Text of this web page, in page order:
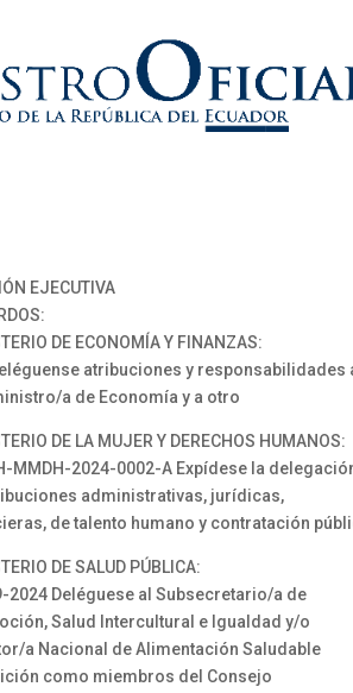
EJECUTIVA
DE ECONOMÍA Y FINANZAS:
atribuciones y responsabilidades
a de Economía y a otro
DE LA MUJER Y DERECHOS HUMANOS:
MMDH-2024-0002-A Expídese la
administrativas, jurídicas,
de talento humano y contratación
DE SALUD PÚBLICA:
2024 Deléguese al Subsecretario/a de
Salud Intercultural e Igualdad y/o
a Nacional de Alimentación Saludable
como miembros del Consejo